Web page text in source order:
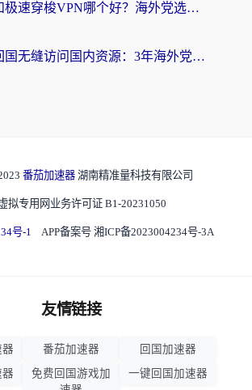
斧牛和极速穿梭VPN哪个好？海外党选回国加速器必看的真实对比与避坑指南
北美回国无缝访问国内资源：3年海外党亲测的加速器选择指南
番茄加速器 湖南精准量科技有限公司
拟专用网业务许可证 B1-20231050
号-1 APP备案号 湘ICP备2023004234号-3A
友情链接
番茄加速器
回国加速器
免费回国游戏加
一键回国加速器